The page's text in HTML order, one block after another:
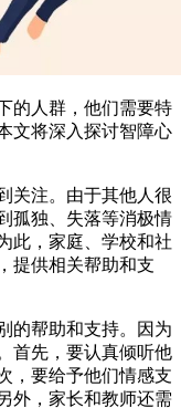
的人群，他们需要特
文将深入探讨智障心
关注。由于其他人很
孤独、失落等消极情
此，家庭、学校和社
提供相关帮助和支
的帮助和支持。因为
首先，要认真倾听他
，要给予他们情感支
外，家长和教师还需